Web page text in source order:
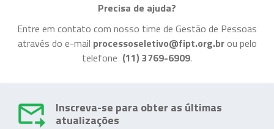
Precisa de ajuda?
Entre em contato com nosso time de Gestão de Pessoas
através do e-mail processoseletivo@fipt.org.brou pelo
telefone (11) 3769-6909.
Inscreva-se para obter as últimas
atualizações